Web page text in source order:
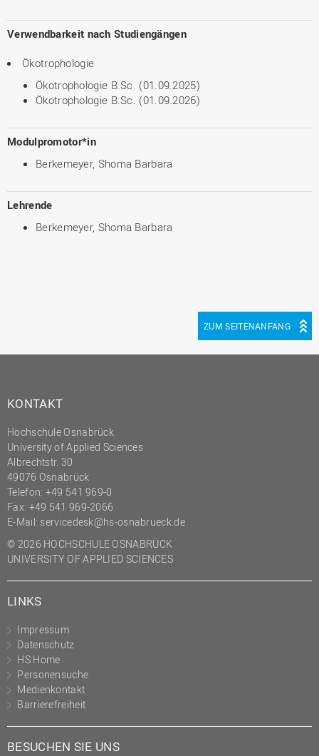
Verwendbarkeit nach Studiengängen
Ökotrophologie
Ökotrophologie B.Sc. (01.09.2025)
Ökotrophologie B.Sc. (01.09.2026)
Modulpromotor*in
Berkemeyer, Shoma Barbara
Lehrende
Berkemeyer, Shoma Barbara
ZUM SEITENANFANG
KONTAKT
Hochschule Osnabrück
University of Applied Sciences
Albrechtstr. 30
49076 Osnabrück
Telefon: +49 541 969-0
Fax: +49 541 969-2066
E-Mail: servicedesk@hs-osnabrueck.de
© 2026 HOCHSCHULE OSNABRÜCK
UNIVERSITY OF APPLIED SCIENCES
LINKS
Impressum
Datenschutz
HS Home
Personensuche
Medienkontakt
Barrierefreiheit
BESUCHEN SIE UNS